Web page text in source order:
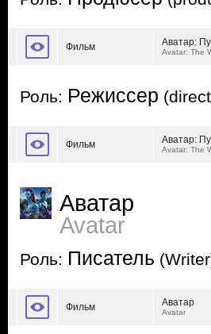
Фильм Аватар:
Avatar: The
Роль: Режиссер
Фильм Аватар:
Avatar: The
Аватар
Avatar
Роль: Писатель
Фильм Аватар
Avatar